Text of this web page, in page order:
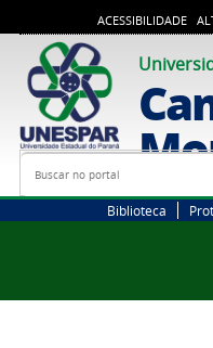
ACESSIBILIDADE
Busca
Biblioteca